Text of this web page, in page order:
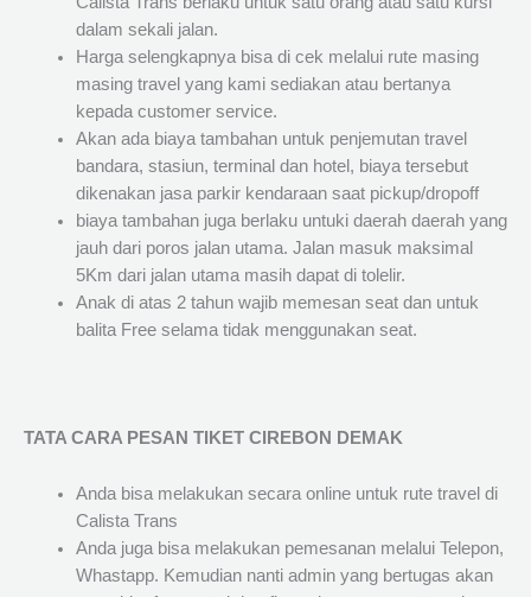
dalam sekali jalan.
Harga selengkapnya bisa di cek melalui rute masing
masing travel yang kami sediakan atau bertanya
kepada customer service.
Akan ada biaya tambahan untuk penjemutan travel
bandara, stasiun, terminal dan hotel, biaya tersebut
dikenakan jasa parkir kendaraan saat pickup/dropoff
biaya tambahan juga berlaku untuki daerah daerah yang
jauh dari poros jalan utama. Jalan masuk maksimal
5Km dari jalan utama masih dapat di tolelir.
Anak di atas 2 tahun wajib memesan seat dan untuk
balita Free selama tidak menggunakan seat.
TATA CARA PESAN TIKET CIREBON DEMAK
Anda bisa melakukan secara online untuk rute travel di
Calista Trans
Anda juga bisa melakukan pemesanan melalui Telepon,
Whastapp. Kemudian nanti admin yang bertugas akan